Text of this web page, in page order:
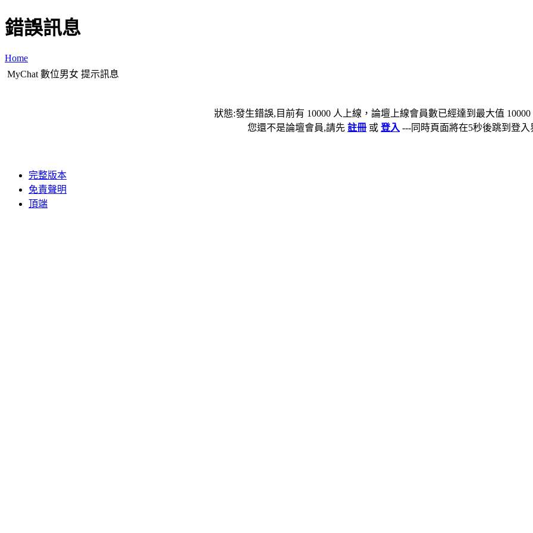
錯誤訊息
Home
MyChat 數位男女 提示訊息
狀態:發生錯誤,目前有 10000 人上線，論壇上線會員數已經達到最大值
您還不是論壇會員,請先 註冊 或 登入 ---同時頁面將在5秒後跳到登入
完整版本
免責聲明
頂端